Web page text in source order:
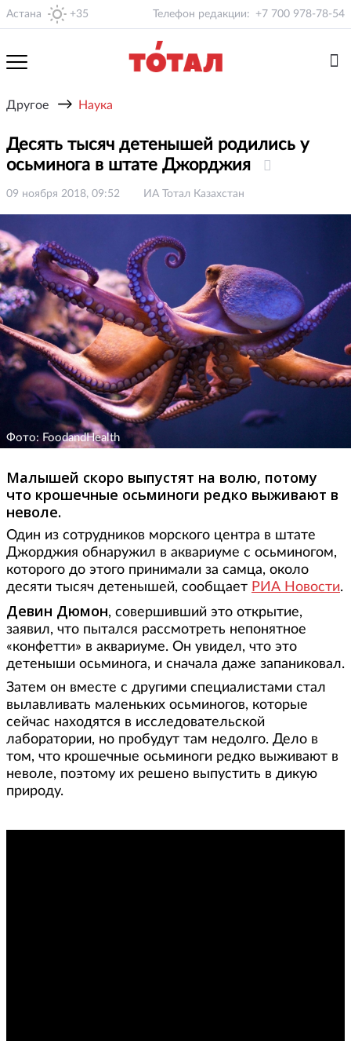
Астана +35 Телефон редакции: +7 700 978-78-54
Другое → Наука
Десять тысяч детенышей родились у
осьминога в штате Джорджия
09 ноября 2018, 09:52 ИА Тотал Казахстан
Фото: FoodandHealth
Малышей скоро выпустят на волю, потому
что крошечные осьминоги редко выживают в
неволе.
Один из сотрудников морского центра в штате
Джорджия обнаружил в аквариуме с осьминогом,
которого до этого принимали за самца, около
десяти тысяч детенышей, сообщает РИА Новости.
Девин Дюмон, совершивший это открытие,
заявил, что пытался рассмотреть непонятное
«конфетти» в аквариуме. Он увидел, что это
детеныши осьминога, и сначала даже запаниковал.
Затем он вместе с другими специалистами стал
вылавливать маленьких осьминогов, которые
сейчас находятся в исследовательской
лаборатории, но пробудут там недолго. Дело в
том, что крошечные осьминоги редко выживают в
неволе, поэтому их решено выпустить в дикую
природу.